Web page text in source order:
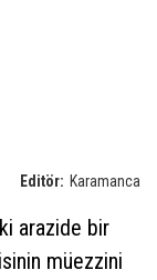
Editör: Karamanca
arazide bir
müezzini